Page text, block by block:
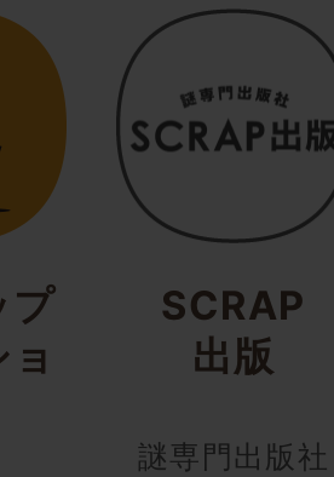
プ
SCRAP
出版
謎専門出版社